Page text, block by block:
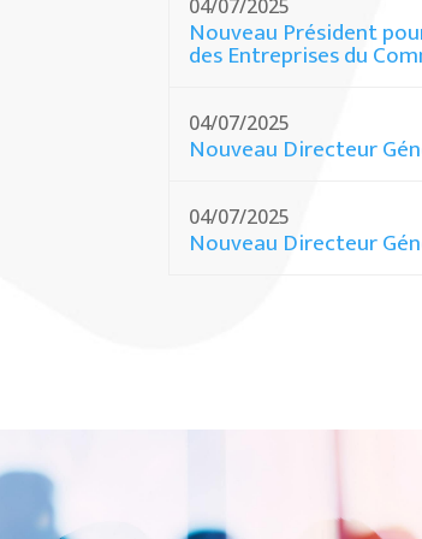
04/07/2025
Nouveau Président
des Entreprises du
04/07/2025
Nouveau Directeur
04/07/2025
Nouveau Directeur